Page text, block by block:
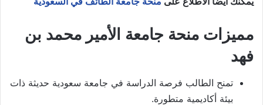
مميزات منحة جامعة الأمير محمد بن
فهد
تمنح الطالب فرصة الدراسة في جامعة سعودية حديثة ذات
بيئة أكاديمية متطورة.